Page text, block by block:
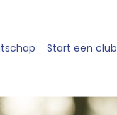
Start een club